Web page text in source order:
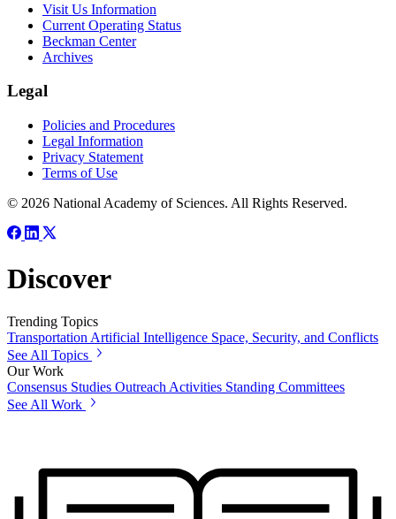
Visit Us Information
Current Operating Status
Beckman Center
Archives
Legal
Policies and Procedures
Legal Information
Privacy Statement
Terms of Use
© 2026 National Academy of Sciences. All Rights Reserved.
Discover
Trending Topics
Transportation Artificial Intelligence Space, Security, and Conflicts
See All Topics
Our Work
Consensus Studies Outreach Activities Standing Committees
See All Work